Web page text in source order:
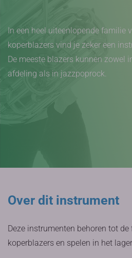
In een heel uiteenlopende familie
koperblazers vind je zeker een
De meeste blazers kunnen zowel
afdeling als in jazzpoprock.
Over dit instrument
Deze instrumenten behoren tot
koperblazers en spelen in het